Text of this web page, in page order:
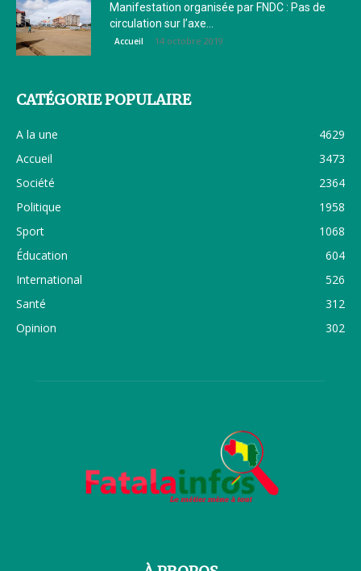
Manifestation organisée par FNDC : Pas de
circulation sur l’axe...
Accueil 14 octobre 2019
CATÉGORIE POPULAIRE
A la une
4629
Accueil
3473
Société
2364
Politique
1958
Sport
1068
Éducation
604
International
526
Santé
312
Opinion
302